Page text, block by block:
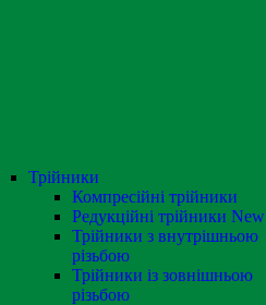
Трійники
Компресійні трійники
Редукційні трійники New
Трійники з внутрішньою
різьбою
Трійники із зовнішньою
різьбою